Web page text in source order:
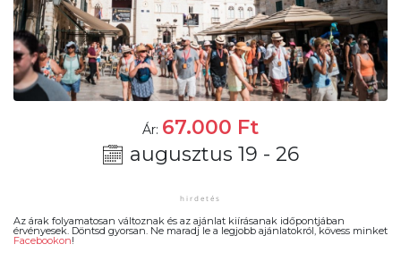
Ár: 67.000 Ft
augusztus 19 - 26
Az árak folyamatosan változnak és az ajánlat kiírásanak időpontjában
érvényesek. Döntsd gyorsan. Ne maradj le a legjobb ajánlatokról, kövess minket
Facebookon!